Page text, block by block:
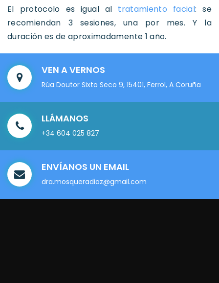
El protocolo es igual al tratamiento facial: se
recomiendan 3 sesiones, una por mes. Y la
duración es de aproximadamente 1 año.
VEN A VERNOS
Rúa Doutor Sixto Seco 9, 15401, Ferrol, A Coruña
LLÁMANOS
+34 604 025 827
ENVÍANOS UN EMAIL
dra.mosqueradiaz@gmail.com